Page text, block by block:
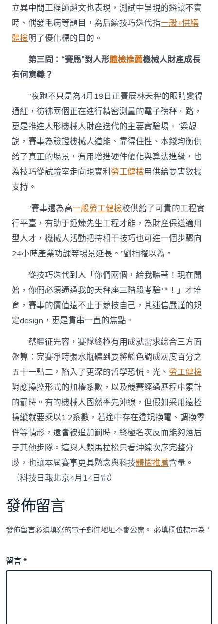
立異中間工程師趙文也表現，測試中呈現的避讓不實
時、偶發毛病等題目，為后續技巧迭代指一般+供膳
體檢明了優化標的目的。
第三問：“賽馬”對人形體檢推薦機械人財產成長
有何意義？
“夜跑不只是為4月19日正賽展林天秤的眼睛變得
通紅，彷彿兩個正在進行精密測量的電子磅秤。路，
更是推進人形機械人財產迭代的主要實驗場。”梁靚
說，賽事為驗證機械人道能、靠得住性、本錢均衡供
給了真正的場景，有用增進硬件優化與算法進級，也
為技巧從試驗室走向現實利勞工健檢用供給要害數據
支持。
“賽事還為高一般勞工健檢校供給了可貴的工程實
行平臺，有助于錘煉先生工程才能，為財產保送適用
型人才，機械人活動把持相干技巧也可進一個步驟向
24小時產業功課等場景延長。”劉相權以為。
從技巧迭代到人「你們兩個，給我聽著！現在開
始，你們必須通過我的天秤座三階段考驗**！」才培
育，賽事的價值遠不止于競技自己，其迷信嚴謹的規
定design，更是貫串一直的焦點。
蔡繼征先容，賽隊終極有用成就需求綜合三方面
盤算：完賽凈時張水瓶聽到要將藍色調成灰度百分之
五十一點二，陷入了更深的哲學恐慌。光、 勞工健檢
對應操控形式的加權系數，以及競賽經過歷程中累計
的罰時。有的機械人固然率先沖線，但假如采用遠控
操縱就要乘以1.2系數，若途中存在違規換電、調換零
件等情形，還會被追加罰時，終極名次反而能夠落后
于其他步隊。這與人類馬拉松只看沖線次序完整分
歧，也讓本屆賽事更具懸念與科技體檢推薦含量。
（科技日報北京4月14日電）
發佈留言
發佈留言必須填寫的電子郵件地址不會公開。 必填欄位標示為*
留言*